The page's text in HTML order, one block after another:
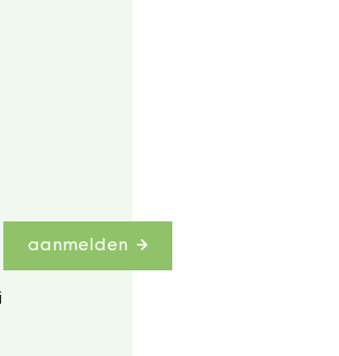
aanmelden